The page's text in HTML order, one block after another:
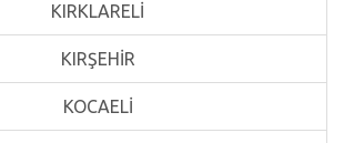
KIRKLARELİ
KIRŞEHİR
KOCAELİ